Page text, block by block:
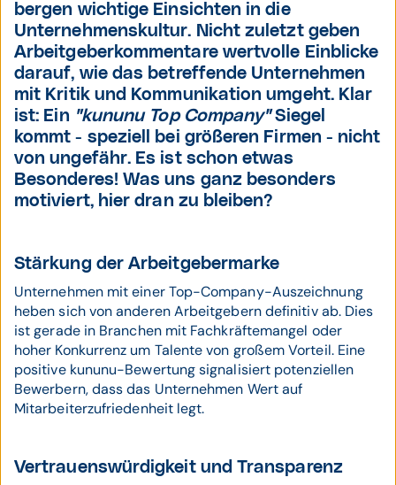
bergen wichtige Einsichten in die
Unternehmenskultur. Nicht zuletzt geben
Arbeitgeberkommentare wertvolle Einblicke
darauf, wie das betreffende Unternehmen
mit Kritik und Kommunikation umgeht. Klar
ist: Ein "kununu Top Company"Siegel
kommt - speziell bei größeren Firmen - nicht
von ungefähr. Es ist schon etwas
Besonderes! Was uns ganz besonders
motiviert, hier dran zu bleiben?
Stärkung der Arbeitgebermarke
Unternehmen mit einer Top-Company-Auszeichnung
heben sich von anderen Arbeitgebern definitiv ab. Dies
ist gerade in Branchen mit Fachkräftemangel oder
hoher Konkurrenz um Talente von großem Vorteil. Eine
positive kununu-Bewertung signalisiert potenziellen
Bewerbern, dass das Unternehmen Wert auf
Mitarbeiterzufriedenheit legt.
Vertrauenswürdigkeit und Transparenz